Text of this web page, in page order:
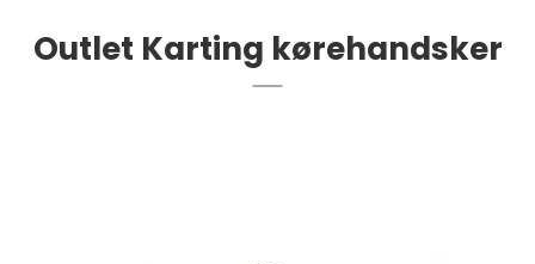
Outlet Karting kørehandsker